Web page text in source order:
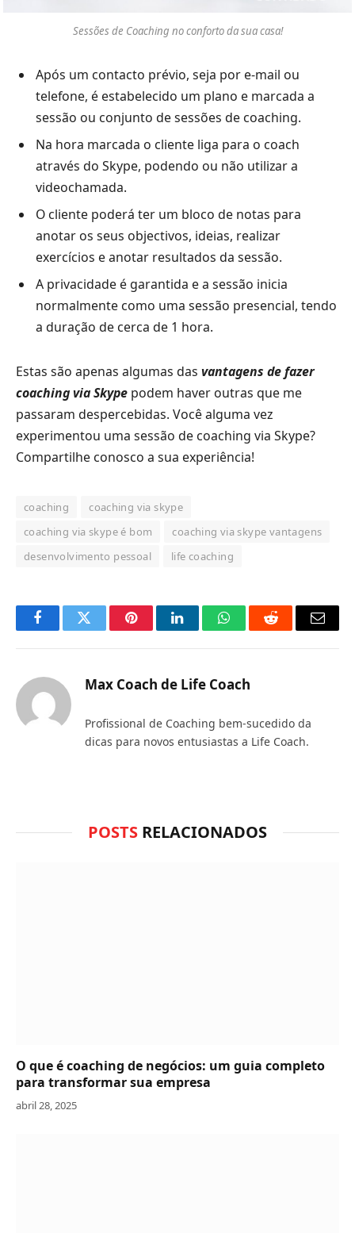
Sessões de Coaching no conforto da sua casa!
Após um contacto prévio, seja por e-mail ou
telefone, é estabelecido um plano e marcada a
sessão ou conjunto de sessões de coaching.
Na hora marcada o cliente liga para o coach
através do Skype, podendo ou não utilizar a
videochamada.
O cliente poderá ter um bloco de notas para
anotar os seus objectivos, ideias, realizar
exercícios e anotar resultados da sessão.
A privacidade é garantida e a sessão inicia
normalmente como uma sessão presencial, tendo
a duração de cerca de 1 hora.
Estas são apenas algumas das vantagens de fazer
coaching via Skype podem haver outras que me
passaram despercebidas. Você alguma vez
experimentou uma sessão de coaching via Skype?
Compartilhe conosco a sua experiência!
coaching
coaching via skype
coaching via skype é bom
coaching via skype vantagens
desenvolvimento pessoal
life coaching
FacebookTwitter PinterestLinkedInO
você
do
Reddit
E-
Max Coach de Life Coach
Profissional de Coaching bem-sucedido da
dicas para novos entusiastas a Life Coach.
POSTS RELACIONADOS
O que é coaching de negócios: um guia completo
para transformar sua empresa
abril 28, 2025